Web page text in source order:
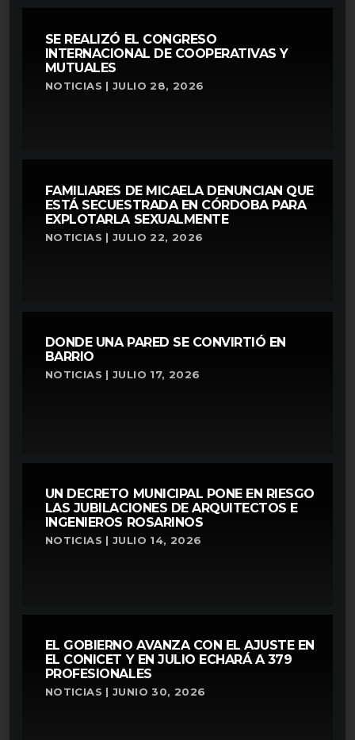
SE REALIZÓ EL CONGRESO
INTERNACIONAL DE COOPERATIVAS Y
MUTUALES
NOTICIAS | JULIO 28, 2026
FAMILIARES DE MICAELA DENUNCIAN QUE
ESTÁ SECUESTRADA EN CÓRDOBA PARA
EXPLOTARLA SEXUALMENTE
NOTICIAS | JULIO 22, 2026
DONDE UNA PARED SE CONVIRTIÓ EN
BARRIO
NOTICIAS | JULIO 17, 2026
UN DECRETO MUNICIPAL PONE EN RIESGO
LAS JUBILACIONES DE ARQUITECTOS E
INGENIEROS ROSARINOS
NOTICIAS | JULIO 14, 2026
EL GOBIERNO AVANZA CON EL AJUSTE EN
EL CONICET Y EN JULIO ECHARÁ A 379
PROFESIONALES
NOTICIAS | JUNIO 30, 2026